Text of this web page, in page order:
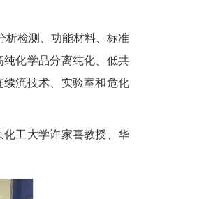
析检测、功能材料、标准
化学品分离纯化、低共
流技术、实验室和危化
工大学许家喜教授、华